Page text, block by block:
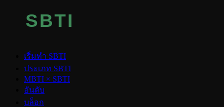
เริ่มทำ SBTI
ประเภท SBTI
MBTI × SBTI
อันดับ
บล็อก